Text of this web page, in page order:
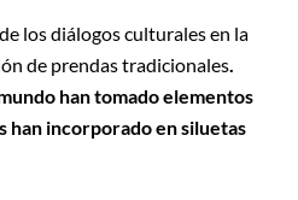
los diálogos culturales en la
de prendas tradicionales.
han tomado elementos
han incorporado en siluetas